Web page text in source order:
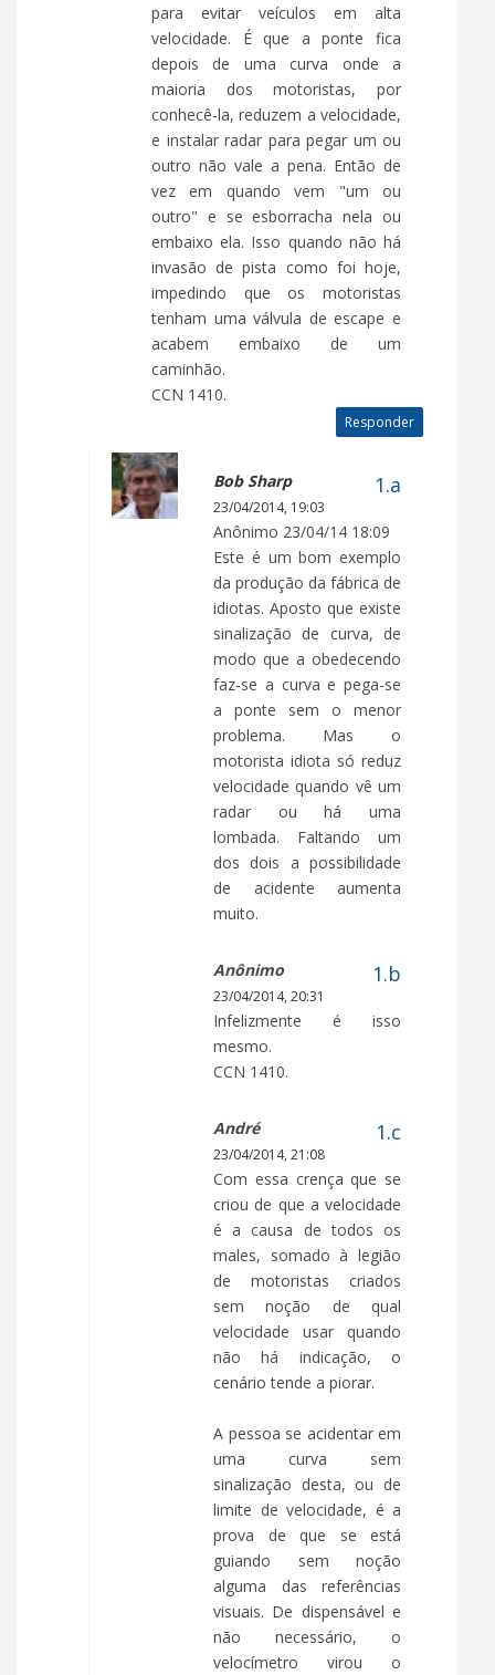
para evitar veículos em alta
velocidade. É que a ponte fica
depois de uma curva onde a
maioria dos motoristas, por
conhecê-la, reduzem a velocidade,
e instalar radar para pegar um ou
outro não vale a pena. Então de
vez em quando vem "um ou
outro" e se esborracha nela ou
embaixo ela. Isso quando não há
invasão de pista como foi hoje,
impedindo que os motoristas
tenham uma válvula de escape e
acabem embaixo de um
caminhão.
CCN 1410.
Responder
Bob Sharp
23/04/2014, 19:03
Anônimo 23/04/14 18:09
Este é um bom exemplo
da produção da fábrica de
idiotas. Aposto que existe
sinalização de curva, de
modo que a obedecendo
faz-se a curva e pega-se
a ponte sem o menor
problema. Mas o
motorista idiota só reduz
velocidade quando vê um
radar ou há uma
lombada. Faltando um
dos dois a possibilidade
de acidente aumenta
muito.
Anônimo
23/04/2014, 20:31
Infelizmente é isso
mesmo.
CCN 1410.
André
23/04/2014, 21:08
Com essa crença que se
criou de que a velocidade
é a causa de todos os
males, somado à legião
de motoristas criados
sem noção de qual
velocidade usar quando
não há indicação, o
cenário tende a piorar.
A pessoa se acidentar em
uma curva sem
sinalização desta, ou de
limite de velocidade, é a
prova de que se está
guiando sem noção
alguma das referências
visuais. De dispensável e
não necessário, o
velocímetro virou o